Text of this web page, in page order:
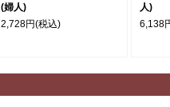
(婦人)
2,728円(税込)
人)
6,138